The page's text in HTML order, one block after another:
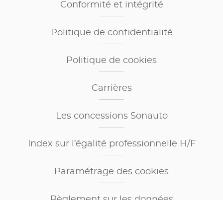
Conformité et intégrité
Politique de confidentialité
Politique de cookies
Carrières
Les concessions Sonauto
Index sur l’égalité professionnelle H/F
Paramétrage des cookies